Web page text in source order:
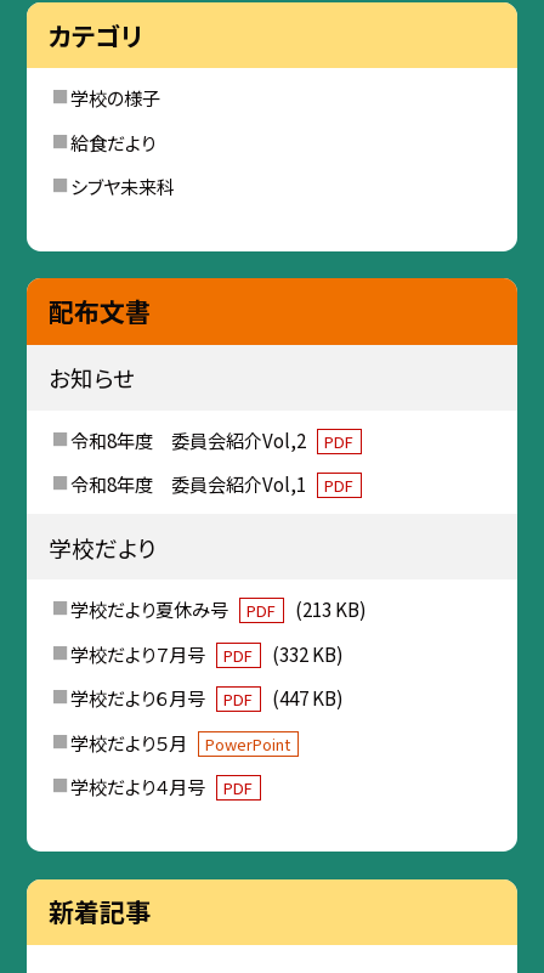
カテゴリ
学校の様子
給食だより
シブヤ未来科
配布文書
お知らせ
令和8年度 委員会紹介Vol,2 PDF
令和8年度 委員会紹介Vol,1 PDF
学校だより
学校だより夏休み号 PDF
(213 KB)
学校だより７月号
PDF
(332 KB)
学校だより６月号
PDF
(447 KB)
学校だより５月
PowerPoint
学校だより４月号 PDF
新着記事